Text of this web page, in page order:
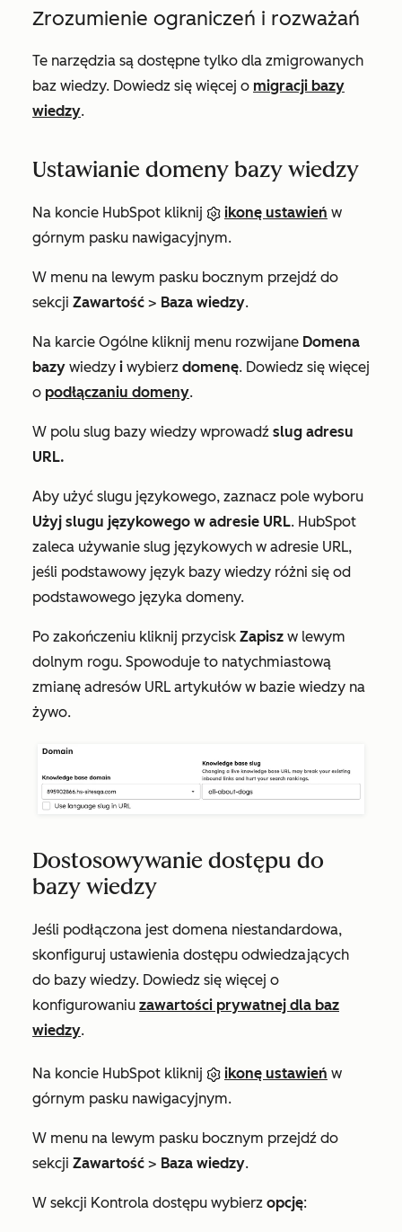
Zrozumienie ograniczeń i rozważań
Te narzędzia są dostępne tylko dla zmigrowanych
baz wiedzy. Dowiedz się więcej o migracji bazy
wiedzy.
Ustawianie domeny bazy wiedzy
Na koncie HubSpot kliknij ikonę ustawień w
górnym pasku nawigacyjnym.
W menu na lewym pasku bocznym przejdź do
sekcji Zawartość > Baza wiedzy.
Na karcie Ogólne kliknij menu rozwijane Domena
bazy wiedzy i wybierz domenę. Dowiedz się więcej
o podłączaniu domeny.
W polu slug bazy wiedzy wprowadź slug adresu
URL.
Aby użyć slugu językowego, zaznacz pole wyboru
Użyj slugu językowego w adresie URL. HubSpot
zaleca używanie slug językowych w adresie URL,
jeśli podstawowy język bazy wiedzy różni się od
podstawowego języka domeny.
Po zakończeniu kliknij przycisk Zapisz w lewym
dolnym rogu. Spowoduje to natychmiastową
zmianę adresów URL artykułów w bazie wiedzy na
żywo.
Dostosowywanie dostępu do
bazy wiedzy
Jeśli podłączona jest domena niestandardowa,
skonfiguruj ustawienia dostępu odwiedzających
do bazy wiedzy. Dowiedz się więcej o
konfigurowaniu zawartości prywatnej dla baz
wiedzy.
Na koncie HubSpot kliknij ikonę ustawień w
górnym pasku nawigacyjnym.
W menu na lewym pasku bocznym przejdź do
sekcji Zawartość > Baza wiedzy.
W sekcji Kontrola dostępu wybierz opcję: